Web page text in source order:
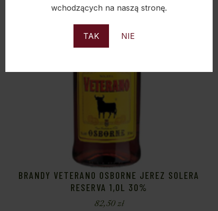
wchodzących na naszą stronę.
TAK NIE
BRANDY VETERANO OSBORNE JEREZ SOLERA
RESERVA 1,0L 30%
82,50zł